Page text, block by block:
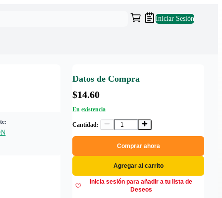
Iniciar Sesión
Datos de Compra
$14.60
En existencia
Cantidad:
Comprar ahora
Agregar al carrito
Inicia sesión para añadir a tu lista de
Deseos